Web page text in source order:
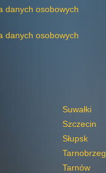
danych osobowych
danych osobowych
Suwałki
Szczecin
Słupsk
Tarnobrzeg
Tarnów